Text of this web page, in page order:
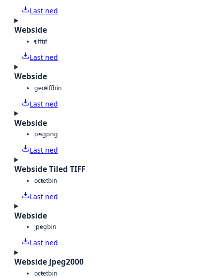
Last ned
Webside
tifftif
Last ned
Webside
geotiffbin
Last ned
Webside
pngpng
Last ned
Webside Tiled TIFF
octetbin
Last ned
Webside
jpegbin
Last ned
Webside Jpeg2000
octetbin